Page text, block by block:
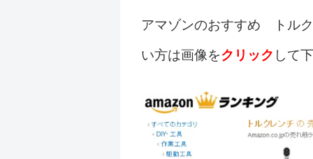
アマゾンのおすすめ トル
い方は画像をクリック して